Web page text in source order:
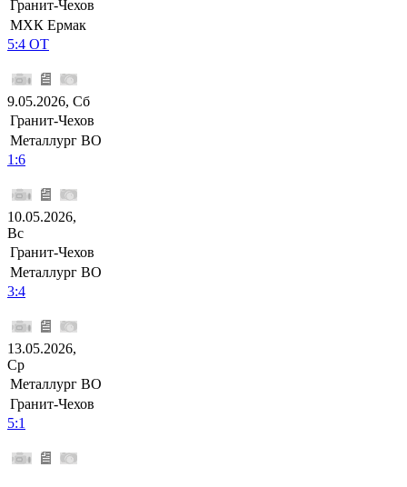
Гранит-Чехов
МХК Ермак
5:4 ОТ
9.05.2026, Сб
Гранит-Чехов
Металлург ВО
1:6
10.05.2026,
Вс
Гранит-Чехов
Металлург ВО
3:4
13.05.2026,
Ср
Металлург ВО
Гранит-Чехов
5:1